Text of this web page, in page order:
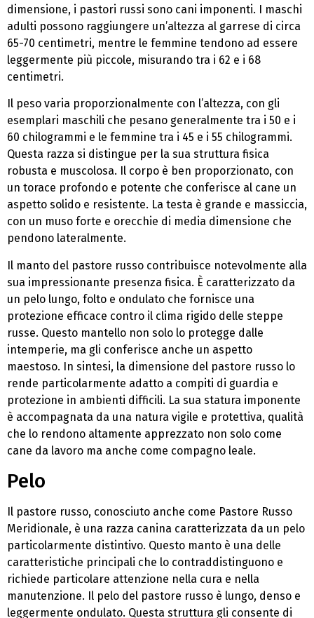
dimensione, i pastori russi sono cani imponenti. I maschi
adulti possono raggiungere un’altezza al garrese di circa
65-70 centimetri, mentre le femmine tendono ad essere
leggermente più piccole, misurando tra i 62 e i 68
centimetri.
Il peso varia proporzionalmente con l’altezza, con gli
esemplari maschili che pesano generalmente tra i 50 e i
60 chilogrammi e le femmine tra i 45 e i 55 chilogrammi.
Questa razza si distingue per la sua struttura fisica
robusta e muscolosa. Il corpo è ben proporzionato, con
un torace profondo e potente che conferisce al cane un
aspetto solido e resistente. La testa è grande e massiccia,
con un muso forte e orecchie di media dimensione che
pendono lateralmente.
Il manto del pastore russo contribuisce notevolmente alla
sua impressionante presenza fisica. È caratterizzato da
un pelo lungo, folto e ondulato che fornisce una
protezione efficace contro il clima rigido delle steppe
russe. Questo mantello non solo lo protegge dalle
intemperie, ma gli conferisce anche un aspetto
maestoso. In sintesi, la dimensione del pastore russo lo
rende particolarmente adatto a compiti di guardia e
protezione in ambienti difficili. La sua statura imponente
è accompagnata da una natura vigile e protettiva, qualità
che lo rendono altamente apprezzato non solo come
cane da lavoro ma anche come compagno leale.
Pelo
Il pastore russo, conosciuto anche come Pastore Russo
Meridionale, è una razza canina caratterizzata da un pelo
particolarmente distintivo. Questo manto è una delle
caratteristiche principali che lo contraddistinguono e
richiede particolare attenzione nella cura e nella
manutenzione. Il pelo del pastore russo è lungo, denso e
leggermente ondulato. Questa struttura gli consente di